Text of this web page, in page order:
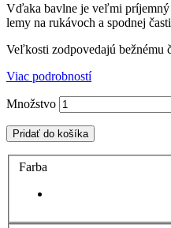
Vďaka bavlne je veľmi príjemný
lemy na rukávoch a spodnej
Veľkosti zodpovedajú bežnému
Viac podrobností
Množstvo
Pridať do košíka
Farba